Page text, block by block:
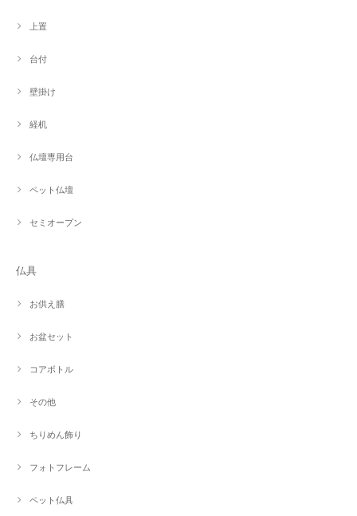
上置
台付
壁掛け
経机
仏壇専用台
ペット仏壇
セミオープン
仏具
お供え膳
お盆セット
コアボトル
その他
ちりめん飾り
フォトフレーム
ペット仏具